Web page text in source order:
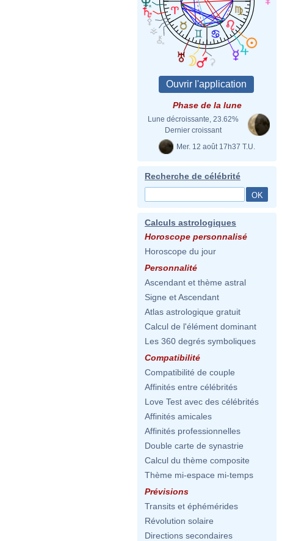
Phase de la lune
Lune décroissante, 23.62%
Dernier croissant
Mer. 12 août 17h37 T.U.
Recherche de célébrité
Calculs astrologiques
Horoscope personnalisé
Horoscope du jour
Personnalité
Ascendant et thème astral
Signe et Ascendant
Atlas astrologique gratuit
Calcul de l'élément dominant
Les 360 degrés symboliques
Compatibilité
Compatibilité de couple
Affinités entre célébrités
Love Test avec des célébrités
Affinités amicales
Affinités professionnelles
Double carte de synastrie
Calcul du thème composite
Thème mi-espace mi-temps
Prévisions
Transits et éphémérides
Révolution solaire
Directions secondaires